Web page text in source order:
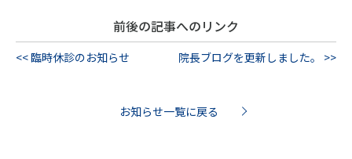
前後の記事へのリンク
<< 臨時休診のお知らせ 院長ブログを更新しました。 >>
お知らせ一覧に戻る